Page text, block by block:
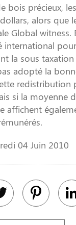
bois précieux,
alors
Global
la sous
adopté la
si la moyenne
affichent
04 Juin 2010